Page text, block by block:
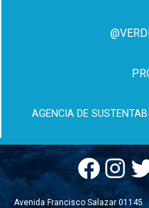
AGENCIA DE
Avenida Francisco Salazar 01145